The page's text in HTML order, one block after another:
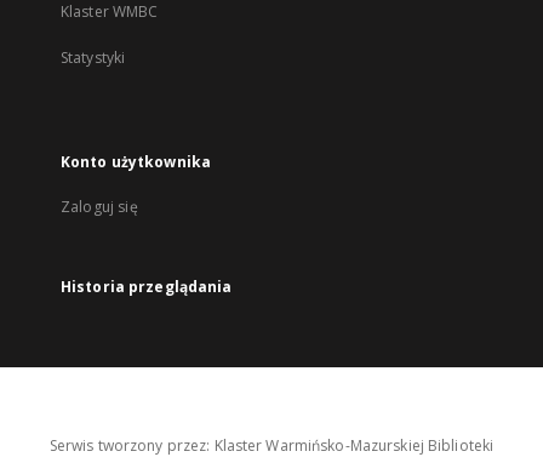
Klaster WMBC
Statystyki
Konto użytkownika
Zaloguj się
Historia przeglądania
Serwis tworzony przez: Klaster Warmińsko-Mazurskiej Biblioteki